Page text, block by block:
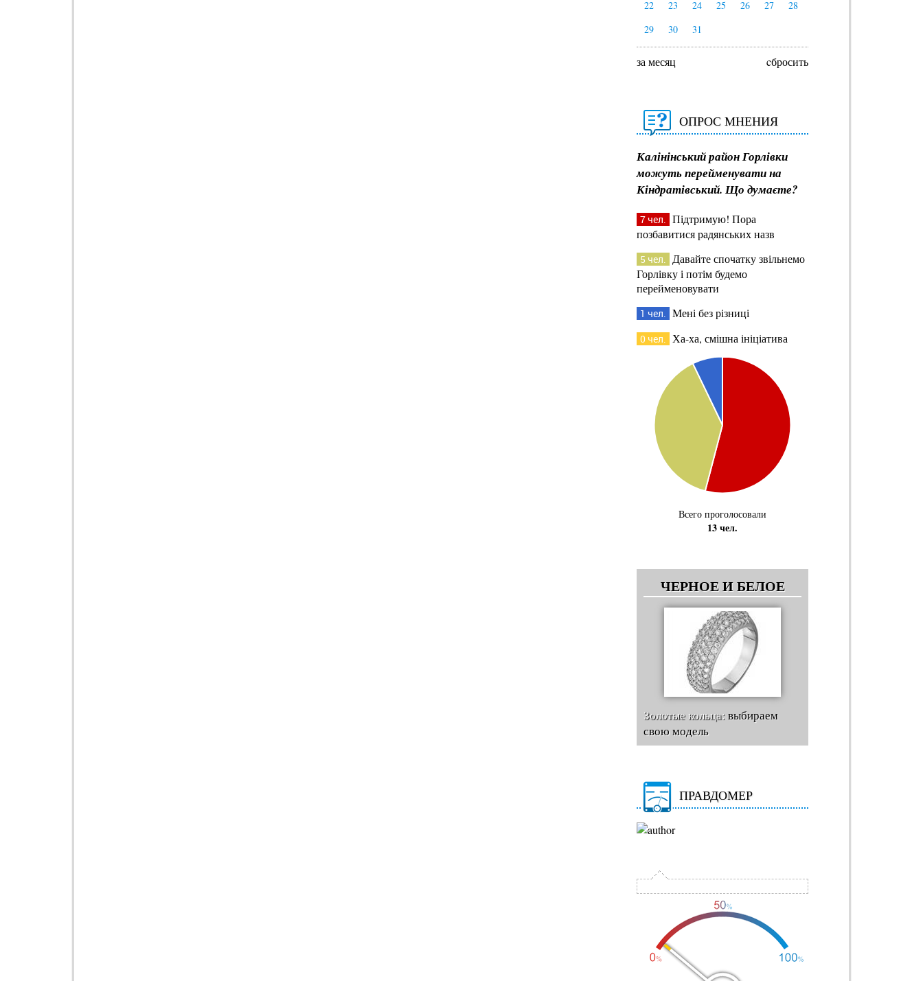
22
23 24 25 26 27
28
29
30 31
за месяц cбросить
ОПРОС МНЕНИЯ
Калінінський район Горлівки
можуть перейменувати на
Кіндратівський. Що думаєте?
7 чел. Підтримую! Пора
позбавитися радянських назв
5 чел. Давайте спочатку звільнемо
Горлівку і потім будемо
перейменовувати
1 чел. Мені без різниці
0 чел. Ха-ха, смішна ініціатива
Всего проголосовали
13 чел.
ЧЕРНОЕ И БЕЛОЕ
Золотые кольца:выбираем
свою модель
ПРАВДОМЕР